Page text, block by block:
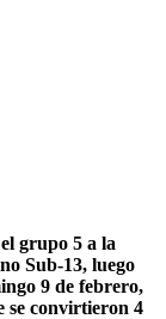
grupo 5 a la
Sub-13, luego
9 de febrero,
se convirtieron 4